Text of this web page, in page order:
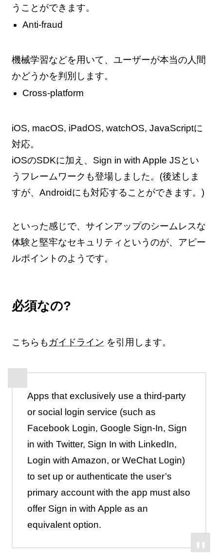
うことができます。
Anti-fraud
機械学習などを用いて、ユーザーが本当の人間
かどうかを判別します。
Cross-platform
iOS, macOS, iPadOS, watchOS, JavaScriptに
対応。
iOSのSDKに加え、Sign in with Apple JSとい
うフレームワークも登場しました。(後述しま
すが、Androidにも対応することができます。)
といった感じで、サインアップのシームレスな
体験と堅牢なセキュリティというのが、アピー
ルポイントのようです。
必須なの?
こちらも ガイドライン を引用します。
Apps that exclusively use a third-party
or social login service (such as
Facebook Login, Google Sign-In, Sign
in with Twitter, Sign In with LinkedIn,
Login with Amazon, or WeChat Login)
to set up or authenticate the user’s
primary account with the app must also
offer Sign in with Apple as an
equivalent option.